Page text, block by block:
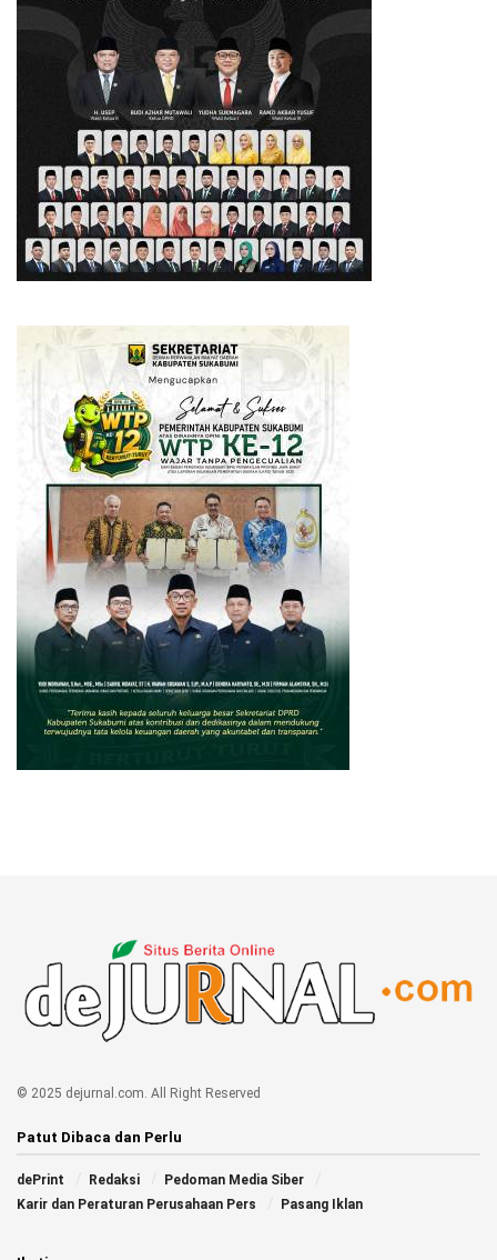
© 2025 dejurnal.com. All Right Reserved
Patut Dibaca dan Perlu
dePrint Redaksi
Pedoman Media Siber
Karir dan Peraturan Perusahaan Pers
Pasang Iklan